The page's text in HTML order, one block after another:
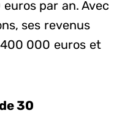
par an. Avec
ses revenus
000 euros et
30